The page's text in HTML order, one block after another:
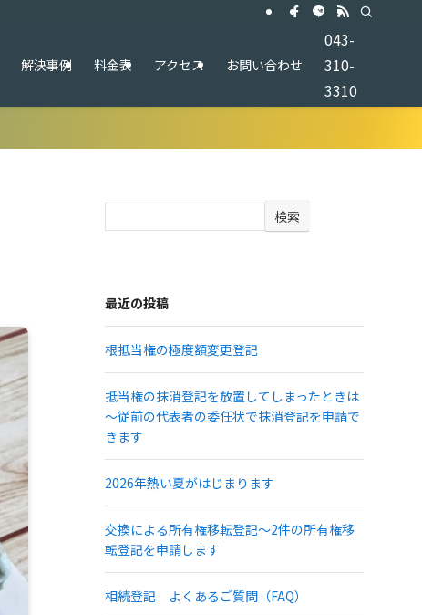
解決事例 料金表 アクセス お問い合わせ
043-
310-
3310
検索
最近の投稿
根抵当権の極度額変更登記
抵当権の抹消登記を放置してしまったときは
～従前の代表者の委任状で抹消登記を申請で
きます
2026年熱い夏がはじまります
交換による所有権移転登記～2件の所有権移
転登記を申請します
相続登記 よくあるご質問（FAQ）